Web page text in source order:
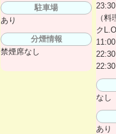
駐車場
あり
分煙情報
禁煙席なし
（
ク
22:30
なし
あり